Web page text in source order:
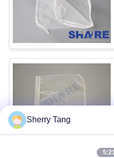
PRIVACY
POLICY
Sherry Tang